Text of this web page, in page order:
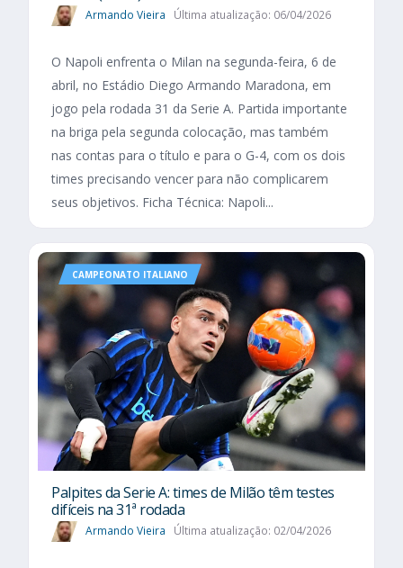
Armando Vieira Última atualização: 06/04/2026
O Napoli enfrenta o Milan na segunda-feira, 6 de
abril, no Estádio Diego Armando Maradona, em
jogo pela rodada 31 da Serie A. Partida importante
na briga pela segunda colocação, mas também
nas contas para o título e para o G-4, com os dois
times precisando vencer para não complicarem
seus objetivos. Ficha Técnica: Napoli...
CAMPEONATO ITALIANO
Palpites da Serie A: times de Milão têm testes
difíceis na 31ª rodada
Armando Vieira Última atualização: 02/04/2026